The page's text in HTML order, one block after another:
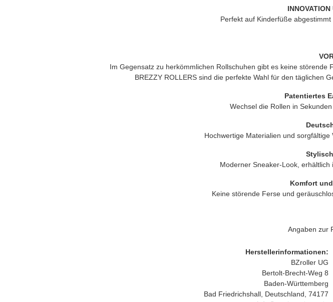
Perfekt auf Kinderfüße
Im Gegensatz zu herkömmlichen Rollschuhen gibt es keine
BREZZY ROLLERS sind die perfekte Wahl für den täglichen
Patentiertes
Wechsel die Rollen in
Hochwertige Materialien und
Moderner Sneaker-Look, erhältlich
Komfort
Keine störende Ferse und
Angaben zur
Herstellerinformationen:
BZroller UG
Bertolt-Brecht-Weg 8
Baden-Württemberg
Bad Friedrichshall, Deutschland, 74177